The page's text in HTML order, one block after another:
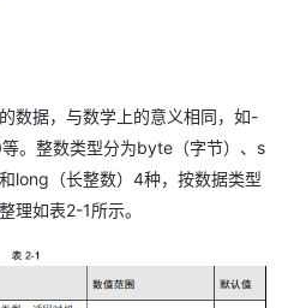
数据，与数学上的意义相同，如-
。整数类型分为byte（字节）、s
long（长整数）4种，按数据类型
理如表2-1所示。